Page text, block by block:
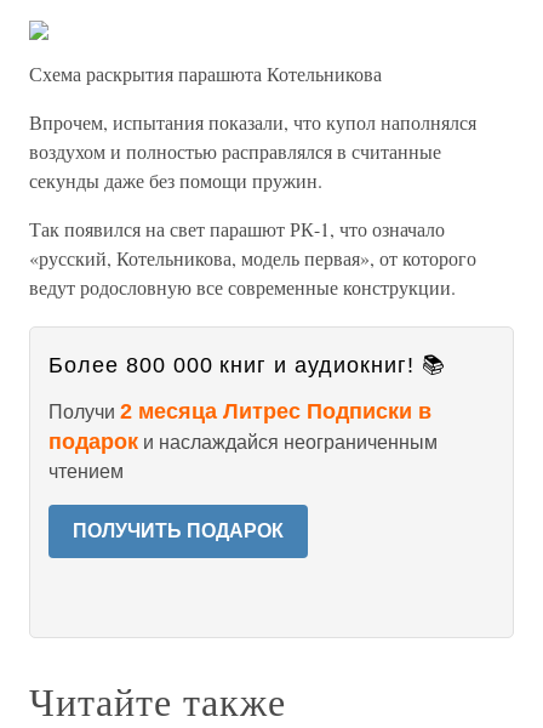
Схема раскрытия парашюта Котельникова
Впрочем, испытания показали, что купол наполнялся
воздухом и полностью расправлялся в считанные
секунды даже без помощи пружин.
Так появился на свет парашют РК-1, что означало
«русский, Котельникова, модель первая», от которого
ведут родословную все современные конструкции.
Более 800 000 книг и аудиокниг! 📚
Получи 2 месяца Литрес Подписки в
подарок и наслаждайся неограниченным
чтением
ПОЛУЧИТЬ ПОДАРОК
Читайте также